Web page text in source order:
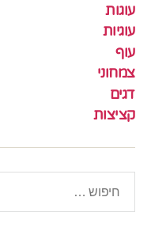
עוגות
עוגיות
עוף
צמחוני
דגים
קציצות